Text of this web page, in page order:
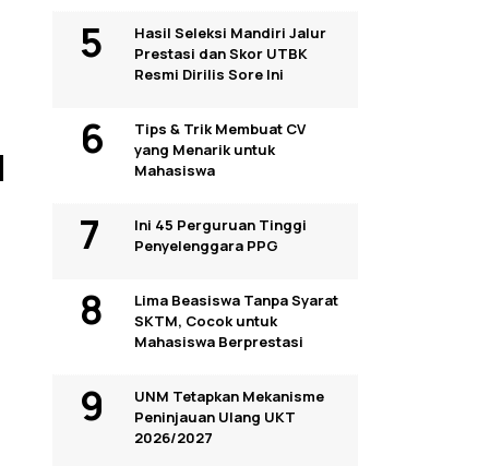
Hasil Seleksi Mandiri Jalur
Prestasi dan Skor UTBK
Resmi Dirilis Sore Ini
Tips & Trik Membuat CV
yang Menarik untuk
Mahasiswa
Ini 45 Perguruan Tinggi
Penyelenggara PPG
Lima Beasiswa Tanpa Syarat
SKTM, Cocok untuk
Mahasiswa Berprestasi
UNM Tetapkan Mekanisme
Peninjauan Ulang UKT
2026/2027